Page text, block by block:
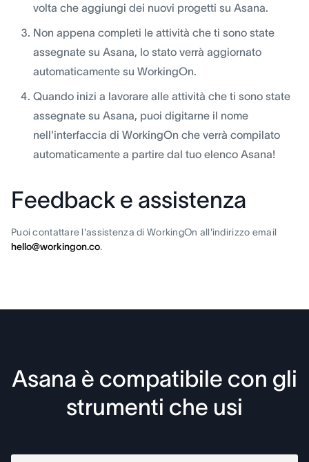
volta che aggiungi dei nuovi progetti su Asana.
Non appena completi le attività che ti sono state
assegnate su Asana, lo stato verrà aggiornato
automaticamente su WorkingOn.
Quando inizi a lavorare alle attività che ti sono state
assegnate su Asana, puoi digitarne il nome
nell'interfaccia di WorkingOn che verrà compilato
automaticamente a partire dal tuo elenco Asana!
Feedback e assistenza
Puoi contattare l'assistenza di WorkingOn all'indirizzo email
hello@workingon.co.
Asana è compatibile con gli
strumenti che usi